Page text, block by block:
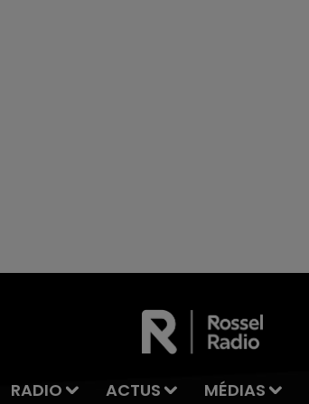
RADIO ACTUS MÉDIAS